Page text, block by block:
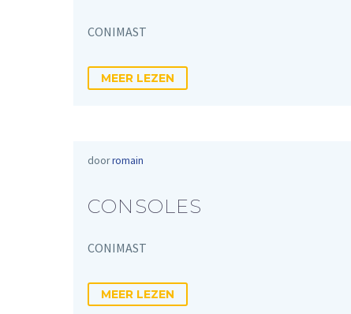
CONIMAST
MEER LEZEN
doorromain
CONSOLES
CONIMAST
MEER LEZEN